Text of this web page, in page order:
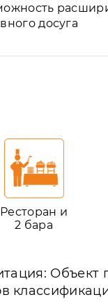
досуга
Ресторан и
2 бара